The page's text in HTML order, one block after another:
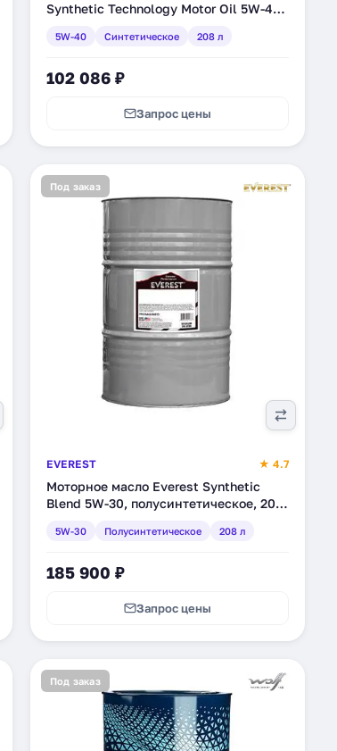
Synthetic Technology Motor Oil 5W-40,
5W-40 Синтетическое 208 л
102 086 ₽
Запрос цены
Под заказ
EVEREST ★ 4.7
Моторное масло Everest Synthetic
Blend 5W-30, полусинтетическое, 208
5W-30 Полусинтетическое 208 л
185 900 ₽
Запрос цены
Под заказ